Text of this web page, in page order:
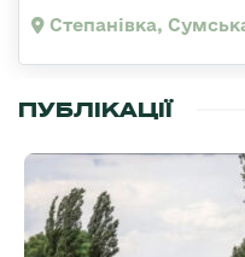
Степанівка,
ПУБЛІКАЦІЇ